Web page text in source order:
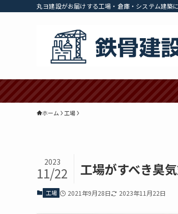
丸ヨ建設がお届けする工場・倉庫・システム建築
ホーム 工場
工場がすべき臭
2023
11/22
工場 2021年9月28日 2023年11月22日